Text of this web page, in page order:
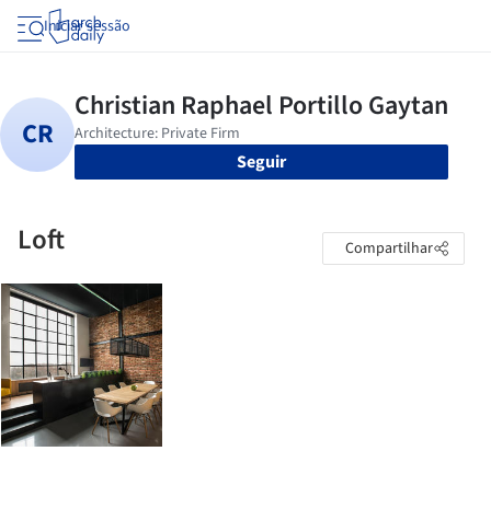
Iniciar sessão
Seguir
Loft Compartilhar